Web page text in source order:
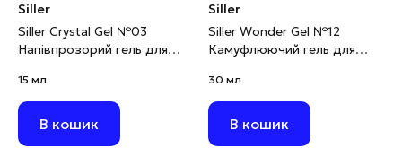
Siller
Siller Crystal Gel №03
Напівпрозорий гель для
блискітками, 15 мл
15 мл
В кошик
Siller
Siller Wonder Gel №12
Камуфлюючий гель для
мл
30 мл
В кошик